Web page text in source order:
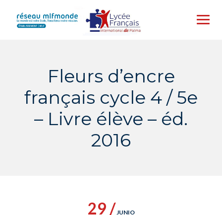
content
Fleurs d’encre
français cycle 4 / 5e
– Livre élève – éd.
2016
29 /JUNIO